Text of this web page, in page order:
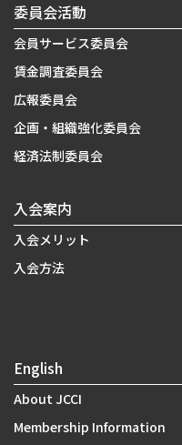
委員会活動
会員サービス委員会
賃金調査委員会
広報委員会
企画・組織強化委員会
経済法制委員会
入会案内
入会メリット
入会方法
English
About JCCI
Membership Information